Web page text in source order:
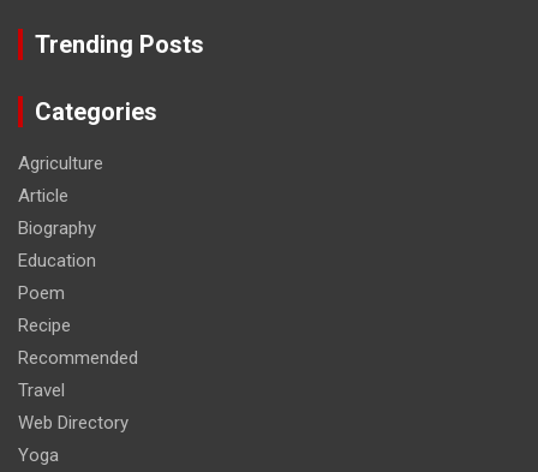
Trending Posts
Categories
Agriculture
Article
Biography
Education
Poem
Recipe
Recommended
Travel
Web Directory
Yoga